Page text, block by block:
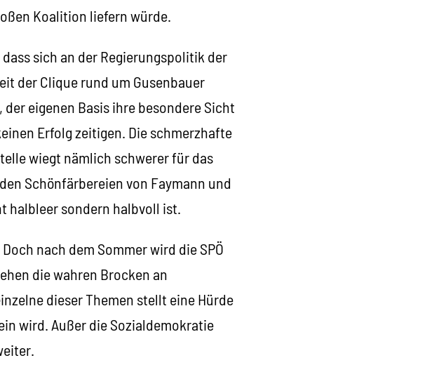
Koalition liefern würde.
sich an der Regierungspolitik der
der Clique rund um Gusenbauer
eigenen Basis ihre besondere Sicht
Erfolg zeitigen. Die schmerzhafte
wiegt nämlich schwerer für das
Schönfärbereien von Faymann und
halbleer sondern halbvoll ist.
nach dem Sommer wird die SPÖ
die wahren Brocken an
dieser Themen stellt eine Hürde
wird. Außer die Sozialdemokratie